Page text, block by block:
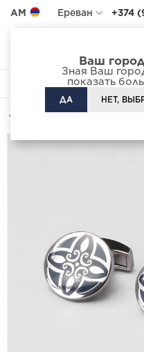
Ваш
Зная Ваш
показать
ДА НЕТ,
AM Ереван +374
FOOTWEAR BAGS
Назад Каталог